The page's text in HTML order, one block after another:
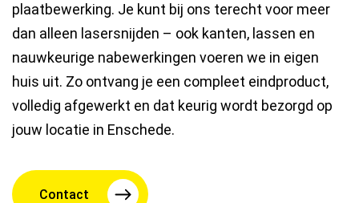
plaatbewerking. Je kunt bij ons terecht voor meer
dan alleen lasersnijden – ook kanten, lassen en
nauwkeurige nabewerkingen voeren we in eigen
huis uit. Zo ontvang je een compleet eindproduct,
volledig afgewerkt en dat keurig wordt bezorgd op
jouw locatie in Enschede.
Contact